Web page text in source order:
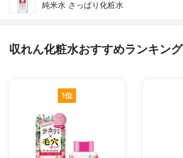
純米水 さっぱり化粧水
収れん化粧水おすすめランキング
1位